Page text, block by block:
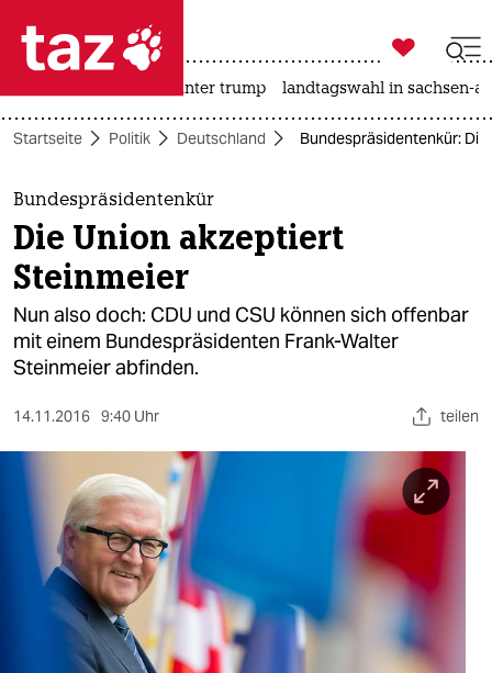
 taz zahl ich
taz zahl ich
themen
politik
öko
gesellschaft
sport
berlin
nord
wahrheit

taz zahl ich
usa unter trump landtagswahl in sachsen-
Startseite Politik Deutschland Bundespräsidentenkür:
Bundespräsidentenkür
Die Union akzeptiert
Steinmeier
Nun also doch: CDU und CSU können sich offenbar
mit einem Bundespräsidenten Frank-Walter
Steinmeier abfinden.
14.11.2016 9:40 Uhr teilen